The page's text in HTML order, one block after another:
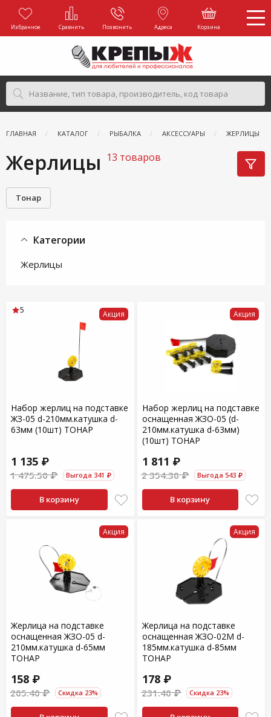
Избранное Сравнить Позвонить Адреса Корзина
ГЛАВНАЯ КАТАЛОГ РЫБАЛКА АКСЕССУАРЫ ЖЕРЛИЦЫ
Жерлицы 13 товаров
Тонар
Категории
Жерлицы
Акция
Набор жерлиц на подставке
ЖЗ-05 d-210мм.катушка d-
63мм (10шт) ТОНАР
1 135 ₽
1 475.50 ₽ Выгода 341 ₽
В корзину
5 Акция
Набор жерлиц на подставке
оснащенная ЖЗО-05 (d-
210мм.катушка d-63мм)
(10шт) ТОНАР
1 811 ₽
2 354.30 ₽ Выгода 543 ₽
В корзину
Акция
Жерлица на подставке
оснащенная ЖЗО-05 d-
210мм.катушка d-65мм
ТОНАР
158 ₽
205.40 ₽ Скидка 23%
Акция
Жерлица на подставке
оснащенная ЖЗО-02М d-
185мм.катушка d-85мм
ТОНАР
178 ₽
231.40 ₽ Скидка 23%